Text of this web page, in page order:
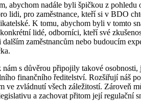
abychom nadále byli špičkou z pohledu
lidi, pro zaměstnance, kteří si v BDO
K tomu, abychom byli v tomto
lidé, odborníci, kteří své
zaměstnancům nebo budoucím
nám s důvěrou připojily takové
finančního ředitelství. Rozšiřují náš
ve zvládnutí všech záležitostí. Zároveň
a zachovat přitom její regulační